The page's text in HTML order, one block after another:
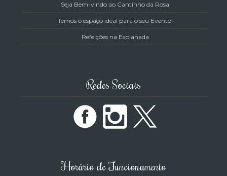
Seja Bem-vindo ao Cantinho da Rosa
Temos o espaço ideal para o seu Evento!
Refeições na Esplanada
Redes Sociais
Horário de Funcionamento